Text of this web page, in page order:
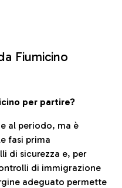
Fiumicino
per partire?
al periodo, ma è
fasi prima
di sicurezza e, per
di immigrazione
adeguato permette